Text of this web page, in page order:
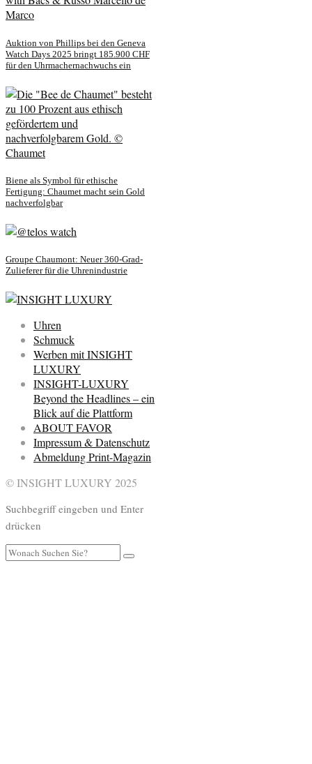
Auktion von Phillips bei den Geneva
Watch Days 2025 bringt 185.900 CHF
für den Uhrmachernachwuchs ein
Biene als Symbol für ethische
Fertigung: Chaumet macht sein Gold
nachverfolgbar
Groupe Chaumont: Neuer 360-Grad-
Zulieferer für die Uhrenindustrie
Uhren
Schmuck
Werben mit INSIGHT
LUXURY
INSIGHT-LUXURY
Beyond the Headlines – ein
Blick auf die Plattform
ABOUT FAVOR
Impressum & Datenschutz
Abmeldung Print-Magazin
© INSIGHT LUXURY 2025
Suchbegriff eingeben und Enter
drücken